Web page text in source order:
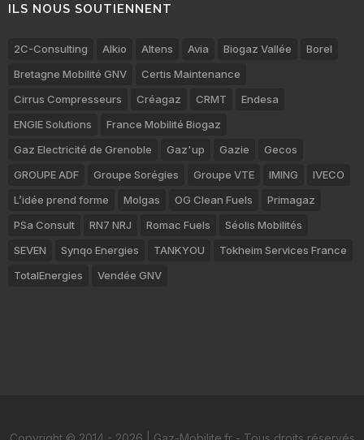
ILS NOUS SOUTIENNENT
2C-Consulting Alkio Altens Avia Biogaz Vallée
Borel
Bretagne Mobilité GNV
Certis Maintenance
Cirrus Compresseurs
Créagaz CRMT
Endesa
ENGIE Solutions
France Mobilité Biogaz
Gaz Electricité de Grenoble
Gaz'up Gazie
Gecos
GROUPE ADF
Groupe Sorégies Groupe VTE IMING
IVECO
L’idée prend forme
Molgas OG Clean Fuels
Primagaz
PSa Consult
RN7 NRJ Romac Fuels
Séolis Mobilités
SEVEN
Synqo Energies TANKYOU
Tokheim Services France
TotalEnergies
Vendée GNV